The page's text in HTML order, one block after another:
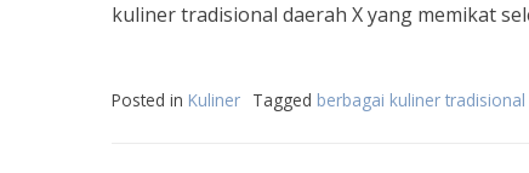
kuliner tradisional daerah X yang memikat
Posted in Kuliner Tagged berbagai kuliner